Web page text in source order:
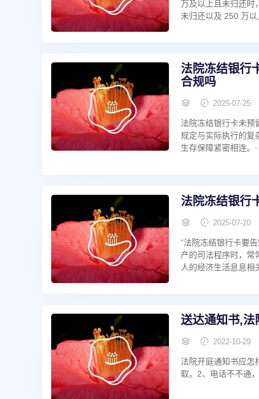
万及以上且未归还时
未归还以及 250 万以
法院冻结银行
合规吗
2025-07-25
法院冻结银行卡未预
规定与实际执行的复
生存保障紧密相连。
法院冻结银行
2025-07-20
“法院冻结银行卡要
产的司法程序时，常
人的经济生活息息相
送达通知书,法
2022-10-29
法院开庭通知书应怎
取。2、电话不不通